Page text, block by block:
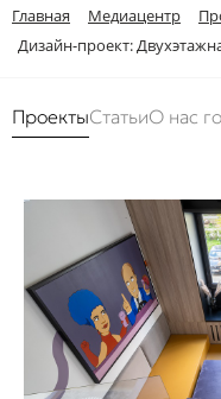
Главная Медиацентр
Дизайн-проект:
ПроектыСтатьиО нас